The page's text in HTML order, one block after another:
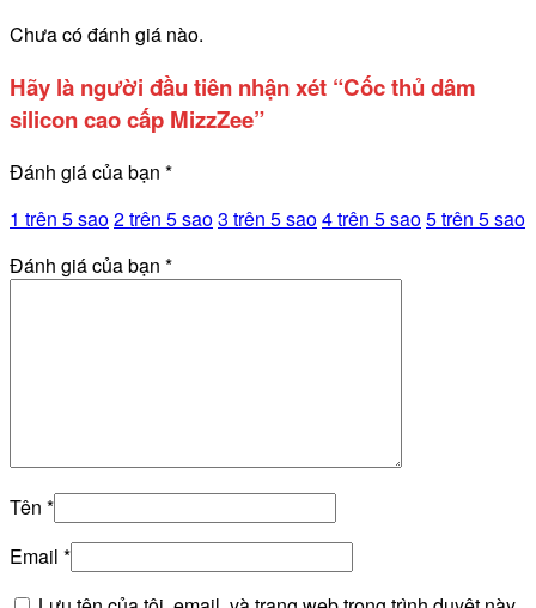
Chưa có đánh giá nào.
Hãy là người đầu tiên nhận xét “Cốc thủ dâm
silicon cao cấp MizzZee”
Đánh giá của bạn *
1 trên 5 sao2 trên 5 sao3 trên 5 sao4 trên 5 sao5 trên 5 sao
Đánh giá của bạn *
Tên *
Email *